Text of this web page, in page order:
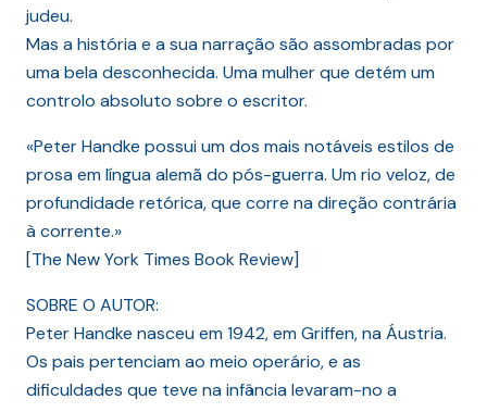
judeu.
Mas a história e a sua narração são assombradas por
uma bela desconhecida. Uma mulher que detém um
controlo absoluto sobre o escritor.
«Peter Handke possui um dos mais notáveis estilos de
prosa em língua alemã do pós-guerra. Um rio veloz, de
profundidade retórica, que corre na direção contrária
à corrente.»
[The New York Times Book Review]
SOBRE O AUTOR:
Peter Handke nasceu em 1942, em Griffen, na Áustria.
Os pais pertenciam ao meio operário, e as
dificuldades que teve na infância levaram-no a